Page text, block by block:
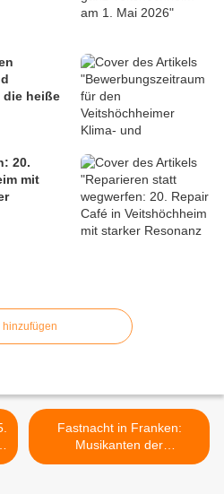
die heiße
20.
mit
hinzufügen
Fastnacht in Franken:
Musikanten der
Altneihauser